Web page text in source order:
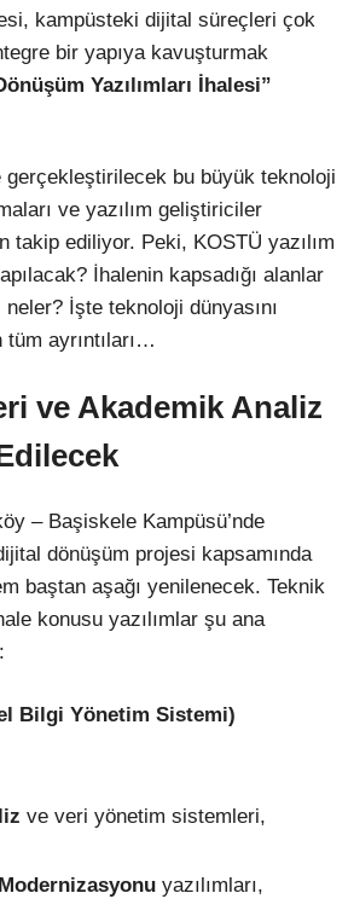
kampüsteki dijital süreçleri çok
bir yapıya kavuşturmak
Yazılımları İhalesi”
gerçekleştirilecek bu büyük teknoloji
ve yazılım geliştiriciler
takip ediliyor. Peki, KOSTÜ yazılım
İhalenin kapsadığı alanlar
İşte teknoloji dünyasını
ayrıntıları…
ve Akademik Analiz
– Başiskele Kampüsü’nde
dönüşüm projesi kapsamında
baştan aşağı yenilenecek. Teknik
konusu yazılımlar şu ana
Bilgi Yönetim Sistemi)
ve veri yönetim sistemleri,
yazılımları,